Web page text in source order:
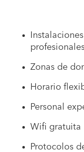
profesionales
Zonas de
Horario
Personal
Wifi gratuita
Protocolos